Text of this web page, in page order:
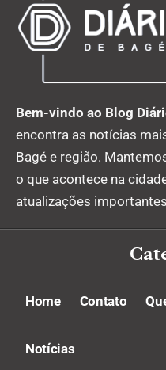
Bem-vindo ao Blog
encontra as notícias
Bagé e região.
o que acontece na
atualizações
Home Contato
Notícias